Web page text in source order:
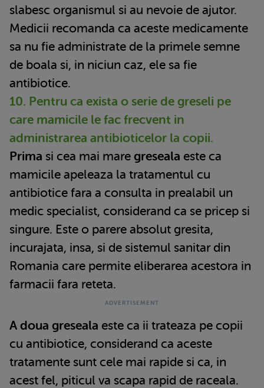
slabesc organismul si au nevoie de ajutor.
Medicii recomanda ca aceste medicamente
sa nu fie administrate de la primele semne
de boala si, in niciun caz, ele sa fie
antibiotice.
10. Pentru ca exista o serie de greseli pe
care mamicile le fac frecvent in
administrarea antibioticelor la copii.
Prima si cea mai mare greseala este ca
mamicile apeleaza la tratamentul cu
antibiotice fara a consulta in prealabil un
medic specialist, considerand ca se pricep si
singure. Este o parere absolut gresita,
incurajata, insa, si de sistemul sanitar din
Romania care permite eliberarea acestora in
farmacii fara reteta.
A doua greseala este ca ii trateaza pe copii
cu antibiotice, considerand ca aceste
tratamente sunt cele mai rapide si ca, in
acest fel, piticul va scapa rapid de raceala.